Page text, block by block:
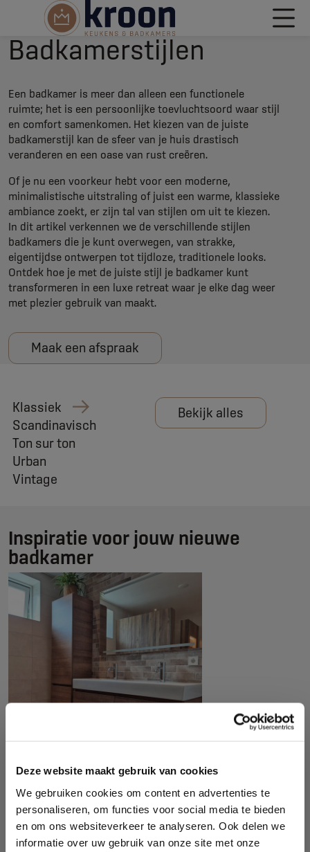
Deze website maakt gebruik van cookies
We gebruiken cookies om content en advertenties te
personaliseren, om functies voor social media te bieden
en om ons websiteverkeer te analyseren. Ook delen we
informatie over uw gebruik van onze site met onze
Badkamerstijlen
Een badkamer is meer dan alleen een functionele
ruimte; het is een persoonlijke toevluchtsoord waar stijl
en comfort samenkomen. Het kiezen van de juiste
badkamerstijl kan de sfeer van je huis drastisch
veranderen en een oase van rust creëren.
Of je nu een voorkeur hebt voor een moderne,
minimalistische uitstraling of juist een warme, klassieke
ambiance zoekt, er zijn tal van stijlen om uit te kiezen.
In dit artikel verkennen we de verschillende stijlen
badkamers die je kunt overwegen, van strakke,
eigentijdse ontwerpen tot tijdloze, traditionele looks.
Ontdek hoe je met de juiste stijl je badkamer kunt
transformeren in een luxe retreat waar je elke dag weer
met plezier gebruik van maakt.
Maak een afspraak
Klassiek
Scandinavisch
Ton sur ton
Urban
Vintage
Bekijk alles
Inspiratie voor jouw nieuwe
badkamer